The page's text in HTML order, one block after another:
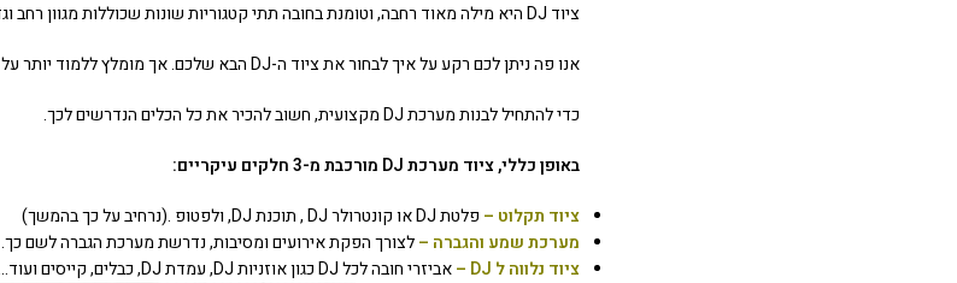
ציוד DJ היא מילה מאוד רחבה, וטומנת בחובה תתי קטגוריות שונות שכוללות מגוון רחב וגדול של ציוד.
אנו פה ניתן לכם רקע על איך לבחור את ציוד ה-DJ הבא שלכם. אך מומלץ ללמוד יותר על כל נושא ונושא בנפרד, כדי שתוכלו לבחור את הציוד הנכון והמתאים עבורכם.
כדי להתחיל לבנות מערכת DJ מקצועית, חשוב להכיר את כל הכלים הנדרשים לכך.
באופן כללי, ציוד מערכת DJ מורכבת מ-3 חלקים עיקריים:
ציוד תקלוט – פלטת DJ או קונטרולר DJ , תוכנת DJ, ולפטופ .(נרחיב על כך בהמשך)
מערכת שמע והגברה –לצורך הפקת אירועים ומסיבות, נדרשת מערכת הגברה לשם כך.
ציוד נלווה ל DJ –
אביזרי חובה לכל DJ כגון אוזניות DJ, עמדת DJ, כבלים, קייסים ועוד… (נרחיב בהמשך)